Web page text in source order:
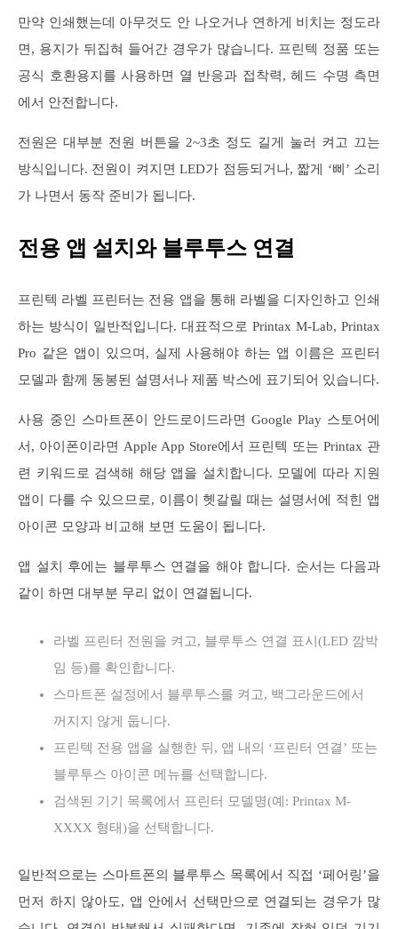
만약 인쇄했는데 아무것도 안 나오거나 연하게 비치는 정도라
면, 용지가 뒤집혀 들어간 경우가 많습니다. 프린텍 정품 또는
공식 호환용지를 사용하면 열 반응과 접착력, 헤드 수명 측면
에서 안전합니다.
전원은 대부분 전원 버튼을 2~3초 정도 길게 눌러 켜고 끄는
방식입니다. 전원이 켜지면 LED가 점등되거나, 짧게 ‘삐’ 소리
가 나면서 동작 준비가 됩니다.
전용 앱 설치와 블루투스 연결
프린텍 라벨 프린터는 전용 앱을 통해 라벨을 디자인하고 인쇄
하는 방식이 일반적입니다. 대표적으로 Printax M-Lab, Printax
Pro 같은 앱이 있으며, 실제 사용해야 하는 앱 이름은 프린터
모델과 함께 동봉된 설명서나 제품 박스에 표기되어 있습니다.
사용 중인 스마트폰이 안드로이드라면 Google Play 스토어에
서, 아이폰이라면 Apple App Store에서 프린텍 또는 Printax 관
련 키워드로 검색해 해당 앱을 설치합니다. 모델에 따라 지원
앱이 다를 수 있으므로, 이름이 헷갈릴 때는 설명서에 적힌 앱
아이콘 모양과 비교해 보면 도움이 됩니다.
앱 설치 후에는 블루투스 연결을 해야 합니다. 순서는 다음과
같이 하면 대부분 무리 없이 연결됩니다.
라벨 프린터 전원을 켜고, 블루투스 연결 표시(LED 깜박
임 등)를 확인합니다.
스마트폰 설정에서 블루투스를 켜고, 백그라운드에서
꺼지지 않게 둡니다.
프린텍 전용 앱을 실행한 뒤, 앱 내의 ‘프린터 연결’ 또는
블루투스 아이콘 메뉴를 선택합니다.
검색된 기기 목록에서 프린터 모델명(예: Printax M-
XXXX 형태)을 선택합니다.
일반적으로는 스마트폰의 블루투스 목록에서 직접 ‘페어링’을
먼저 하지 않아도, 앱 안에서 선택만으로 연결되는 경우가 많